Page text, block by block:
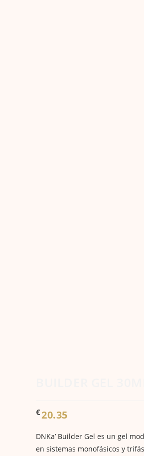
€20.35
DNKa’ Builder Gel es un gel
en sistemas monofásicos y